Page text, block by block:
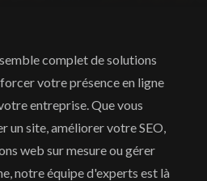
complet de solutions
votre présence en ligne
entreprise. Que vous
un site, améliorer votre SEO,
web sur mesure ou gérer
notre équipe d'experts est là